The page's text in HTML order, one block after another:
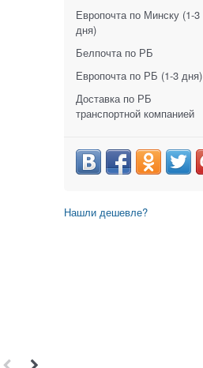
Европочта по Минску (1-3
дня)
Белпочта по РБ
Европочта по РБ (1-3 дня)
Доставка по РБ
транспортной компанией
Нашли дешевле?